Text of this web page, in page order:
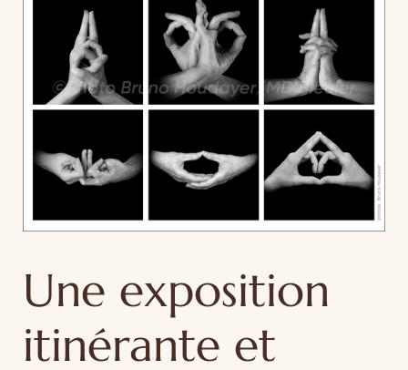
Une exposition
itinérante et